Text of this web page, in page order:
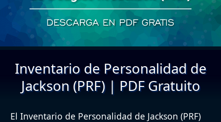
Inventario de Personalidad de
Jackson (PRF) | PDF Gratuito
El Inventario de Personalidad de Jackson (PRF)